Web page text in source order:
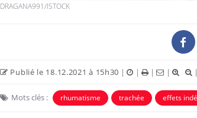
DRAGANA991/ISTOCK
Publié le 18.12.2021 à 15h30 | | | |
Mots clés : rhumatisme trachée effets